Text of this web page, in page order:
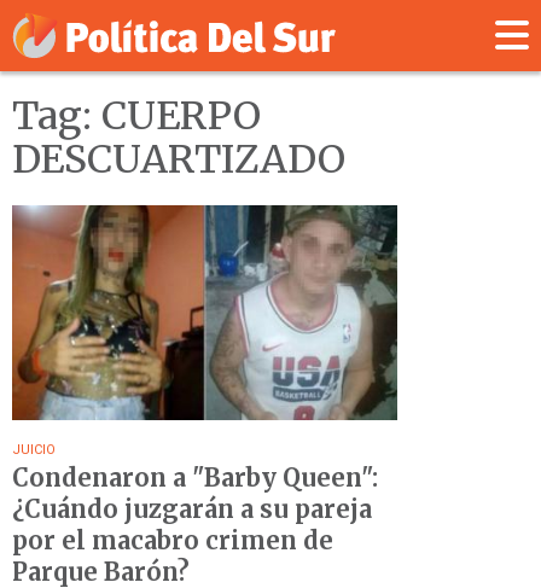
Tag: CUERPO
DESCUARTIZADO
JUICIO
Condenaron a "Barby Queen":
¿Cuándo juzgarán a su pareja
por el macabro crimen de
Parque Barón?